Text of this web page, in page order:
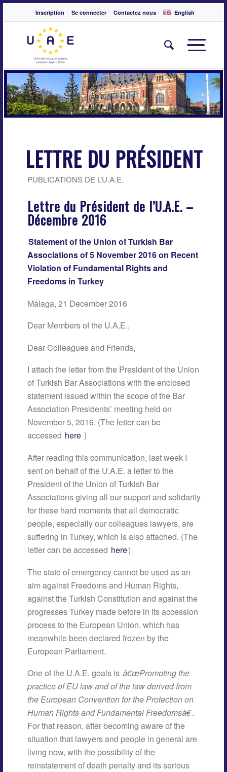
Inscription Se connecter Contactez nous English
LETTRE DU PRÉSIDENT
PUBLICATIONS DE L’U.A.E.
Lettre du Président de l’U.A.E. –
Décembre 2016
Statement of the Union of Turkish Bar
Associations of 5 November 2016 on Recent
Violation of Fundamental Rights and
Freedoms in Turkey
Málaga, 21 December 2016
Dear Members of the U.A.E.,
Dear Colleagues and Friends,
I attach the letter from the President of the Union
of Turkish Bar Associations with the enclosed
statement issued within the scope of the Bar
Association Presidents’ meeting held on
November 5, 2016. (The letter can be
accessed here )
After reading this communication, last week I
sent on behalf of the U.A.E. a letter to the
President of the Union of Turkish Bar
Associations giving all our support and solidarity
for these hard moments that all democratic
people, especially our colleagues lawyers, are
suffering in Turkey, which is also attached. (The
letter can be accessed here)
The state of emergency cannot be used as an
aim against Freedoms and Human Rights,
against the Turkish Constitution and against the
progresses Turkey made before in its accession
process to the European Union, which has
meanwhile been declared frozen by the
European Parliament.
One of the U.A.E. goals is â€œPromoting the
practice of EU law and of the law derived from
the European Convention for the Protection on
Human Rights and Fundamental Freedomsâ€.
For that reason, after becoming aware of the
situation that lawyers and people in general are
living now, with the possibility of the
reinstatement of death penalty and its serious